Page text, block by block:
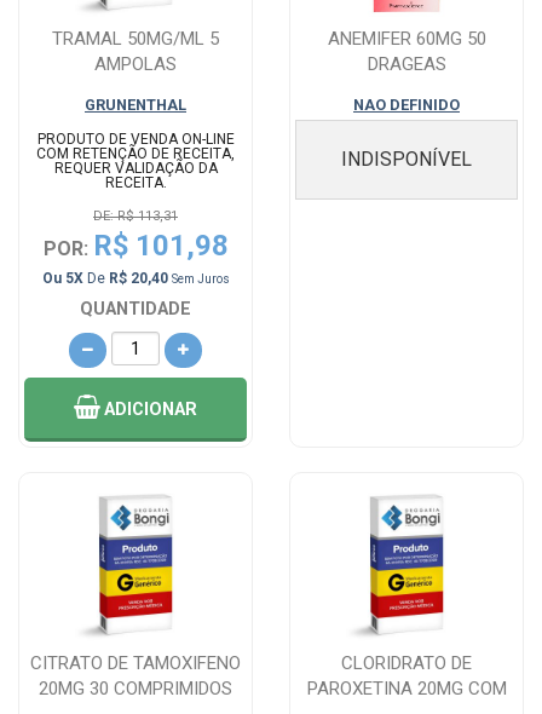
TRAMAL 50MG/ML 5
AMPOLAS
GRUNENTHAL
PRODUTO DE VENDA ON-LINE
COM RETENÇÃO DE RECEITA,
REQUER VALIDAÇÃO DA
RECEITA.
DE: R$ 113,31
POR: R$ 101,98
Ou 5XDe R$ 20,40 Sem Juros
QUANTIDADE
ADICIONAR
ANEMIFER 60MG 50
DRAGEAS
NAO DEFINIDO
INDISPONÍVEL
CITRATO DE TAMOXIFENO
20MG 30 COMPRIMIDOS
CLORIDRATO DE
PAROXETINA 20MG COM